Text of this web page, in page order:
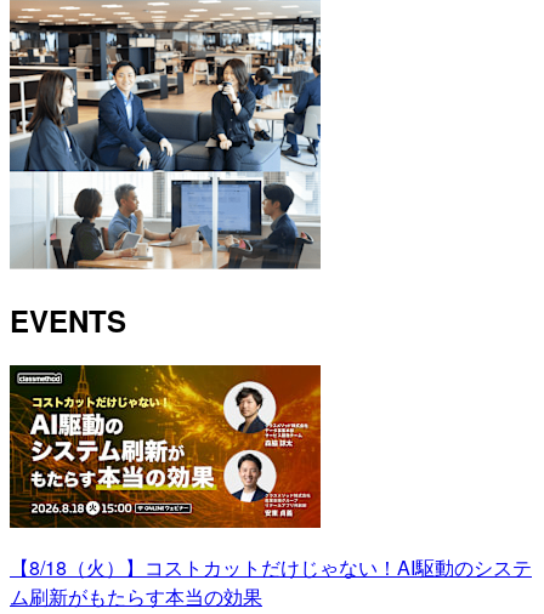
EVENTS
【8/18（火）】コストカットだけじゃない！AI駆動のシステ
ム刷新がもたらす本当の効果